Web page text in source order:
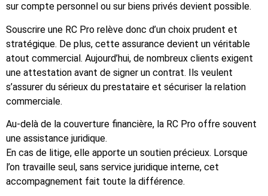
sur compte personnel ou sur biens privés devient possible.
Souscrire une RC Pro relève donc d’un choix prudent et
stratégique. De plus, cette assurance devient un véritable
atout commercial. Aujourd’hui, de nombreux clients exigent
une attestation avant de signer un contrat. Ils veulent
s’assurer du sérieux du prestataire et sécuriser la relation
commerciale.
Au-delà de la couverture financière, la RC Pro offre souvent
une assistance juridique.
En cas de litige, elle apporte un soutien précieux. Lorsque
l’on travaille seul, sans service juridique interne, cet
accompagnement fait toute la différence.